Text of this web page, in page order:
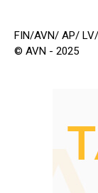
FIN/AVN/ AP/ LV/
© AVN - 2025